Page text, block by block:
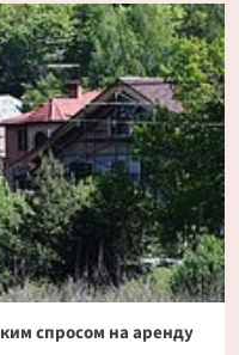
спросом на аренду